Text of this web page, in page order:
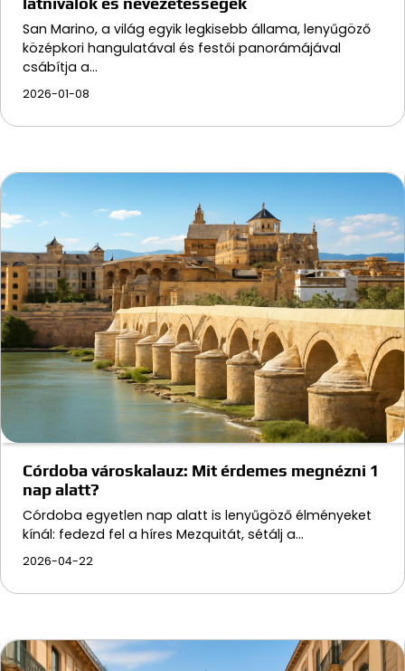
San Marino, a világ egyik legkisebb állama, lenyűgöző
középkori hangulatával és festői panorámájával
csábítja a…
2026-01-08
Córdoba városkalauz: Mit érdemes megnézni 1
nap alatt?
Córdoba egyetlen nap alatt is lenyűgöző élményeket
kínál: fedezd fel a híres Mezquitát, sétálj a…
2026-04-22